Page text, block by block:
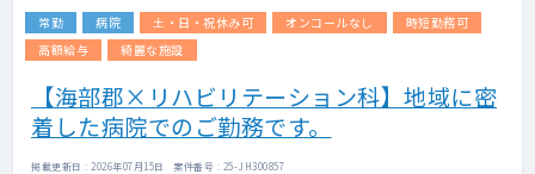
動、同席し電カル操作のサポートを担うこと
常駐の心理士がおりますので、カウンセリン
グをご案内いただくことが可能です。
常勤 病院 土・日・祝休み可 オンコールなし
時短勤務可
高額給与
綺麗な施設
【海部郡×リハビリテーション科】地域に密
着した病院でのご勤務です。
掲載更新日 : 2026年07月15日 案件番号 : 25-JH300857